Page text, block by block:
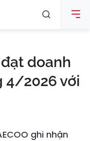
doanh
4/2026 với
ghi nhận